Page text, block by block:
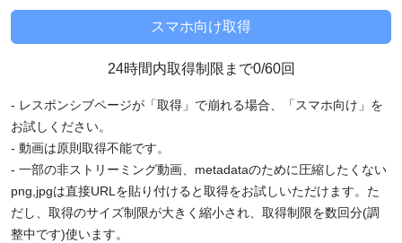
24時間内取得制限まで0/60回
- レスポンシブページが「取得」で崩れる場合、「スマホ向け」を
お試しください。
- 動画は原則取得不能です。
- 一部の非ストリーミング動画、metadataのために圧縮したくない
png,jpgは直接URLを貼り付けると取得をお試しいただけます。た
だし、取得のサイズ制限が大きく縮小され、取得制限を数回分(調
整中です)使います。